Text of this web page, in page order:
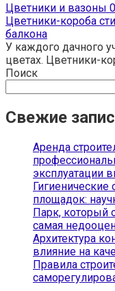
Цветники и вазоны 0
Цветники-короба
балкона
У каждого дачного
цветах. Цветники-
Поиск
Свежие
Аренда
эксплуатации
Гигиенические
площадок:
Парк, который
самая
Архитектура
влияние на
Правила